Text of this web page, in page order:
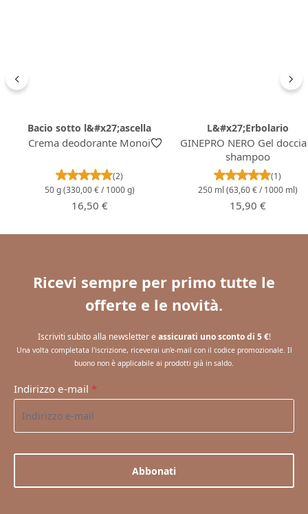
Bacio sotto l&#x27;ascella
Crema deodorante Monoi
Valutazione media di 5 su 5 stelle
(2)
50 g(330,00 € / 1000 g)
Prezzo normale:
16,50 €
L&#x27;Erbolario
GINEPRO NERO Gel
shampoo
Valutazione
(1)
250 ml (63,60 € / 1000 ml)
Prezzo normale:
15,90 €
Ricevi sempre per primo tutte le
offerte e le novità.
Iscriviti subito alla newsletter e assicurati uno sconto di 5 €!
Una volta completata l'iscrizione, riceverai un'e-mail con il codice promozionale. Il
buono non è applicabile ai prodotti già in saldo.
Indirizzo e-mail *
Abbonati